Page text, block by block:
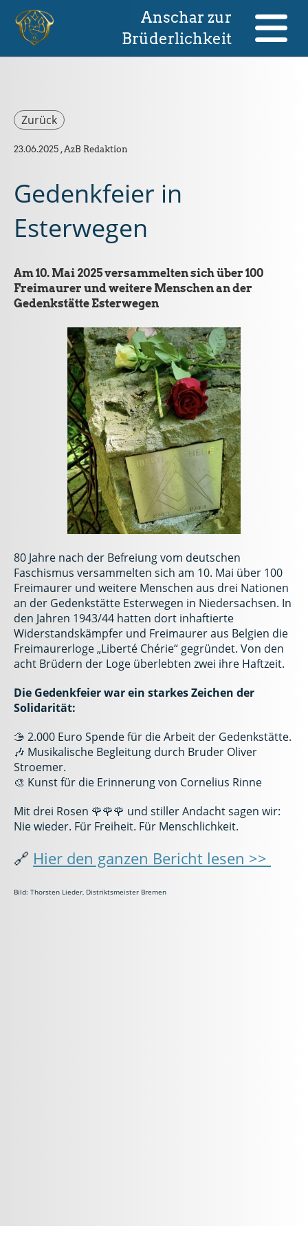
Anschar zur
Brüderlichkeit
Zurück
23.06.2025 , AzB Redaktion
Gedenkfeier in
Esterwegen
Am 10. Mai 2025 versammelten sich über 100
Freimaurer und weitere Menschen an der
Gedenkstätte Esterwegen
80 Jahre nach der Befreiung vom deutschen
Faschismus versammelten sich am 10. Mai über 100
Freimaurer und weitere Menschen aus drei Nationen
an der Gedenkstätte Esterwegen in Niedersachsen. In
den Jahren 1943/44 hatten dort inhaftierte
Widerstandskämpfer und Freimaurer aus Belgien die
Freimaurerloge „Liberté Chérie“ gegründet. Von den
acht Brüdern der Loge überlebten zwei ihre Haftzeit.
Die Gedenkfeier war ein starkes Zeichen der
Solidarität:
🫱 2.000 Euro Spende für die Arbeit der Gedenkstätte.
🎶 Musikalische Begleitung durch Bruder Oliver
Stroemer.
🎨 Kunst für die Erinnerung von Cornelius Rinne
Mit drei Rosen 🌹🌹🌹 und stiller Andacht sagen wir:
Nie wieder. Für Freiheit. Für Menschlichkeit.
🔗 Hier den ganzen Bericht lesen >>
Bild: Thorsten Lieder, Distriktsmeister Bremen